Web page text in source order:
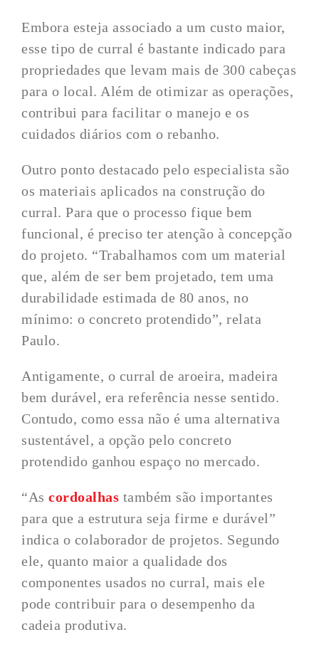
Embora esteja associado a um custo maior,
esse tipo de curral é bastante indicado para
propriedades que levam mais de 300 cabeças
para o local. Além de otimizar as operações,
contribui para facilitar o manejo e os
cuidados diários com o rebanho.
Outro ponto destacado pelo especialista são
os materiais aplicados na construção do
curral. Para que o processo fique bem
funcional, é preciso ter atenção à concepção
do projeto. “Trabalhamos com um material
que, além de ser bem projetado, tem uma
durabilidade estimada de 80 anos, no
mínimo: o concreto protendido”, relata
Paulo.
Antigamente, o curral de aroeira, madeira
bem durável, era referência nesse sentido.
Contudo, como essa não é uma alternativa
sustentável, a opção pelo concreto
protendido ganhou espaço no mercado.
“Ascordoalhas também são importantes
para que a estrutura seja firme e durável”
indica o colaborador de projetos. Segundo
ele, quanto maior a qualidade dos
componentes usados no curral, mais ele
pode contribuir para o desempenho da
cadeia produtiva.